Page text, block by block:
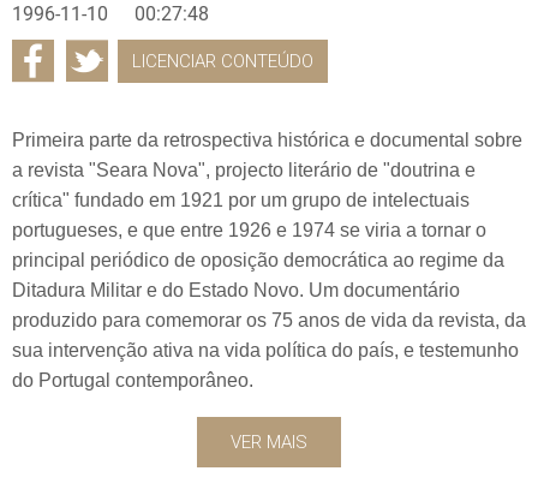
1996-11-10 00:27:48
LICENCIAR CONTEÚDO
Primeira parte da retrospectiva histórica e documental sobre
a revista "Seara Nova", projecto literário de "doutrina e
crítica" fundado em 1921 por um grupo de intelectuais
portugueses, e que entre 1926 e 1974 se viria a tornar o
principal periódico de oposição democrática ao regime da
Ditadura Militar e do Estado Novo. Um documentário
produzido para comemorar os 75 anos de vida da revista, da
sua intervenção ativa na vida política do país, e testemunho
do Portugal contemporâneo.
VER MAIS